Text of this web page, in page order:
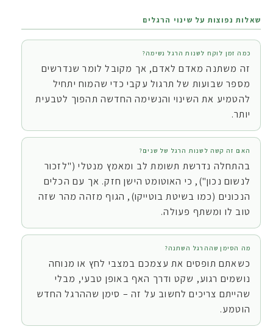
שאלות נפוצות על שינוי הרגלים
כמה זמן לוקח לשנות הרגל נשימה?
זה משתנה מאדם לאדם, אך מקובל לומר שנדרשים
מספר שבועות של תרגול עקבי כדי שהמוח יתחיל
להטמיע את השינוי והנשימה החדשה תהפוך לטבעית
יותר.
האם זה קשה לשנות הרגל של שנים?
בהתחלה נדרשת תשומת לב ומאמץ מנטלי ("לזכור
לנשום נכון"), כי האוטומט הישן חזק. אך עם הכלים
הנכונים (כמו בשיטת בוטייקו), הגוף מזהה מהר שזה
טוב לו ומשתף פעולה.
מה הסימן שההרגל השתנה?
כשאתם תופסים את עצמכם במצבי לחץ או מנוחה
נושמים רגוע, שקט ודרך האף באופן טבעי, מבלי
שהייתם צריכים לחשוב על זה – סימן שההרגל החדש
הוטמע.